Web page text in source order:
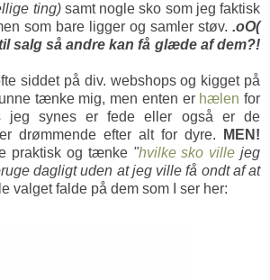
ting)samt nogle sko som jeg faktisk
som bare ligger og samler støv. .oO(
salg så andre kan få glæde af dem?!
siddet på div. webshops og kigget på
tænke mig, men enten er hælen for
jeg synes er fede eller også er de
drømmende efter alt for dyre.
MEN!
praktisk og tænke"hvilke sko ville jeg
dagligt uden at jeg ville få ondt af at
valget falde på dem som I ser her: